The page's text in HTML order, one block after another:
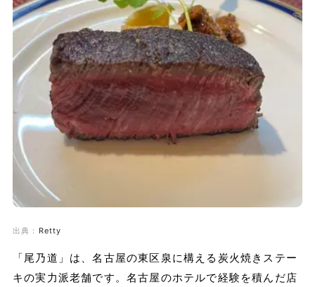
出典： Retty
「尾乃道」は、名古屋の東区泉に構える炭火焼きステー
キの実力派老舗です。名古屋のホテルで経験を積んだ店